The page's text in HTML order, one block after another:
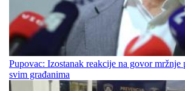
Pupovac: Izostanak reakcije na govor mržnje
svim građanima